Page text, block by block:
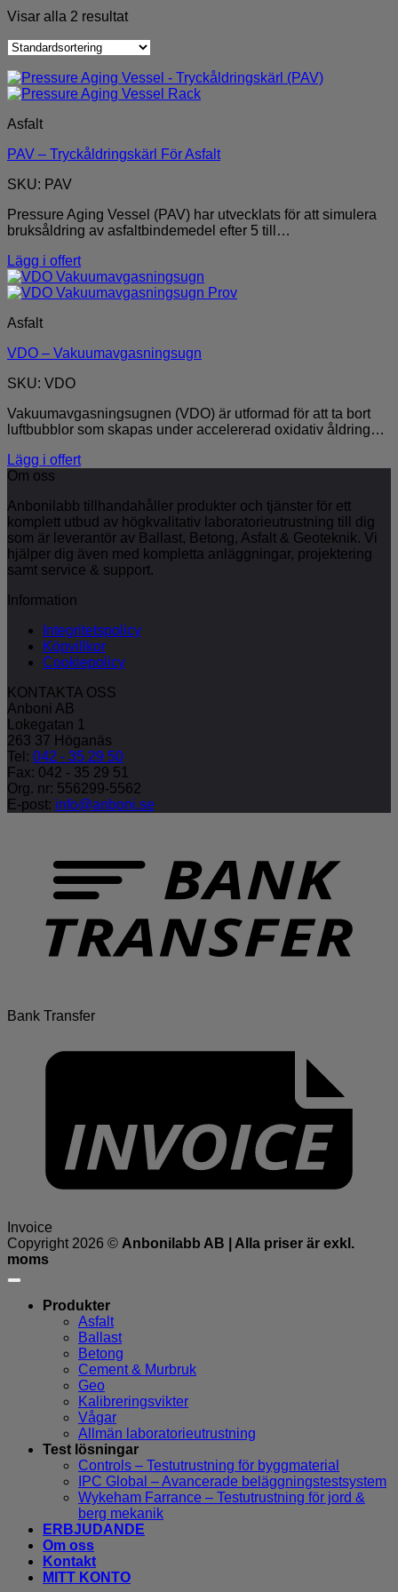
Visar alla 2 resultat
Asfalt
PAV – Tryckåldringskärl För Asfalt
SKU: PAV
Pressure Aging Vessel (PAV) har utvecklats för att simulera
bruksåldring av asfaltbindemedel efter 5 till…
Lägg i offert
Asfalt
VDO – Vakuumavgasningsugn
SKU: VDO
Vakuumavgasningsugnen (VDO) är utformad för att ta bort
luftbubblor som skapas under accelererad oxidativ åldring…
Lägg i offert
Om oss
Anbonilabb tillhandahåller produkter och tjänster för ett
komplett utbud av högkvalitativ laboratorieutrustning till dig
som är leverantör av Ballast, Betong, Asfalt & Geoteknik. Vi
hjälper dig även med kompletta anläggningar, projektering
samt service & support.
Information
Integritetspolicy
Köpvillkor
Cookiepolicy
KONTAKTA OSS
Anboni AB
Lokegatan 1
263 37 Höganäs
Tel: 042 - 35 29 50
Fax: 042 - 35 29 51
Org. nr: 556299-5562
E-post: info@anboni.se
Bank Transfer
Invoice
Copyright 2026 © Anbonilabb AB | Alla priser är exkl.
moms
Produkter
Asfalt
Ballast
Betong
Cement & Murbruk
Geo
Kalibreringsvikter
Vågar
Allmän laboratorieutrustning
Test lösningar
Controls – Testutrustning för byggmaterial
IPC Global – Avancerade beläggningstestsystem
Wykeham Farrance – Testutrustning för jord &
berg mekanik
ERBJUDANDE
Om oss
Kontakt
MITT KONTO